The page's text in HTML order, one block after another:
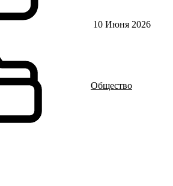
10 Июня 2026
Общество